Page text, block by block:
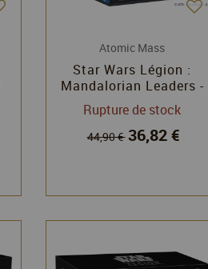
Atomic Mass
Star Wars Légion :
Mandalorian Leaders -
Extension d'unité
Rupture de stock
44,90 €36,82 €